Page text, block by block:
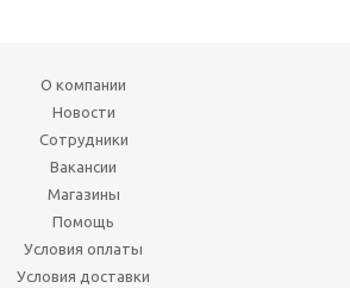
О компании
Новости
Сотрудники
Вакансии
Магазины
Помощь
Условия оплаты
Условия доставки